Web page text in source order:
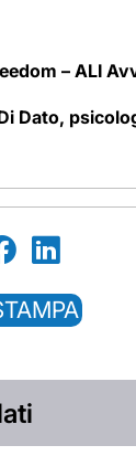
– ALI
Dato,